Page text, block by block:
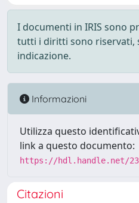
I documenti in IRIS sono
tutti i diritti sono riservati,
indicazione.
Informazioni
Utilizza questo
link a questo documento:
https://hdl.handle.net/
Citazioni